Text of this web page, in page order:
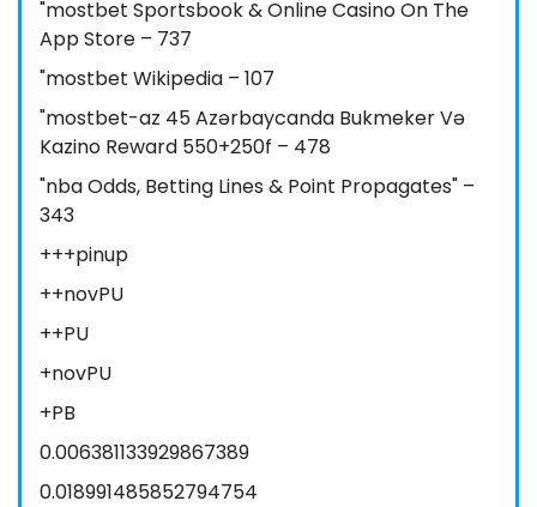
"‎mostbet Sportsbook & Online Casino On The
App Store – 737
"mostbet Wikipedia – 107
"mostbet-az 45 Azərbaycanda Bukmeker Və
Kazino Reward 550+250f – 478
"nba Odds, Betting Lines & Point Propagates" –
343
+++pinup
++novPU
++PU
+novPU
+PB
0.006381133929867389
0.018991485852794754